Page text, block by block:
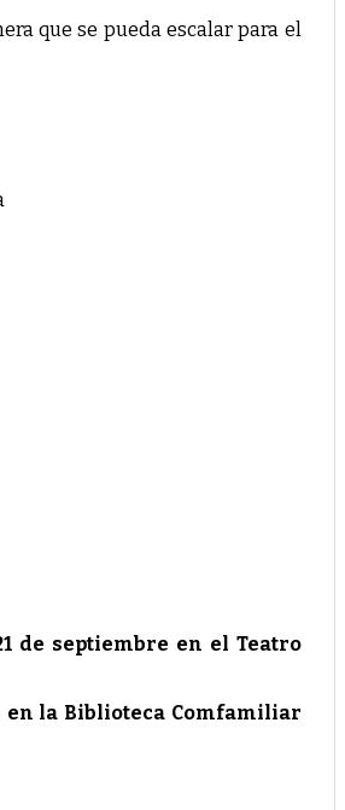
que se pueda escalar para el
de septiembre en el Teatro
en la Biblioteca Comfamiliar